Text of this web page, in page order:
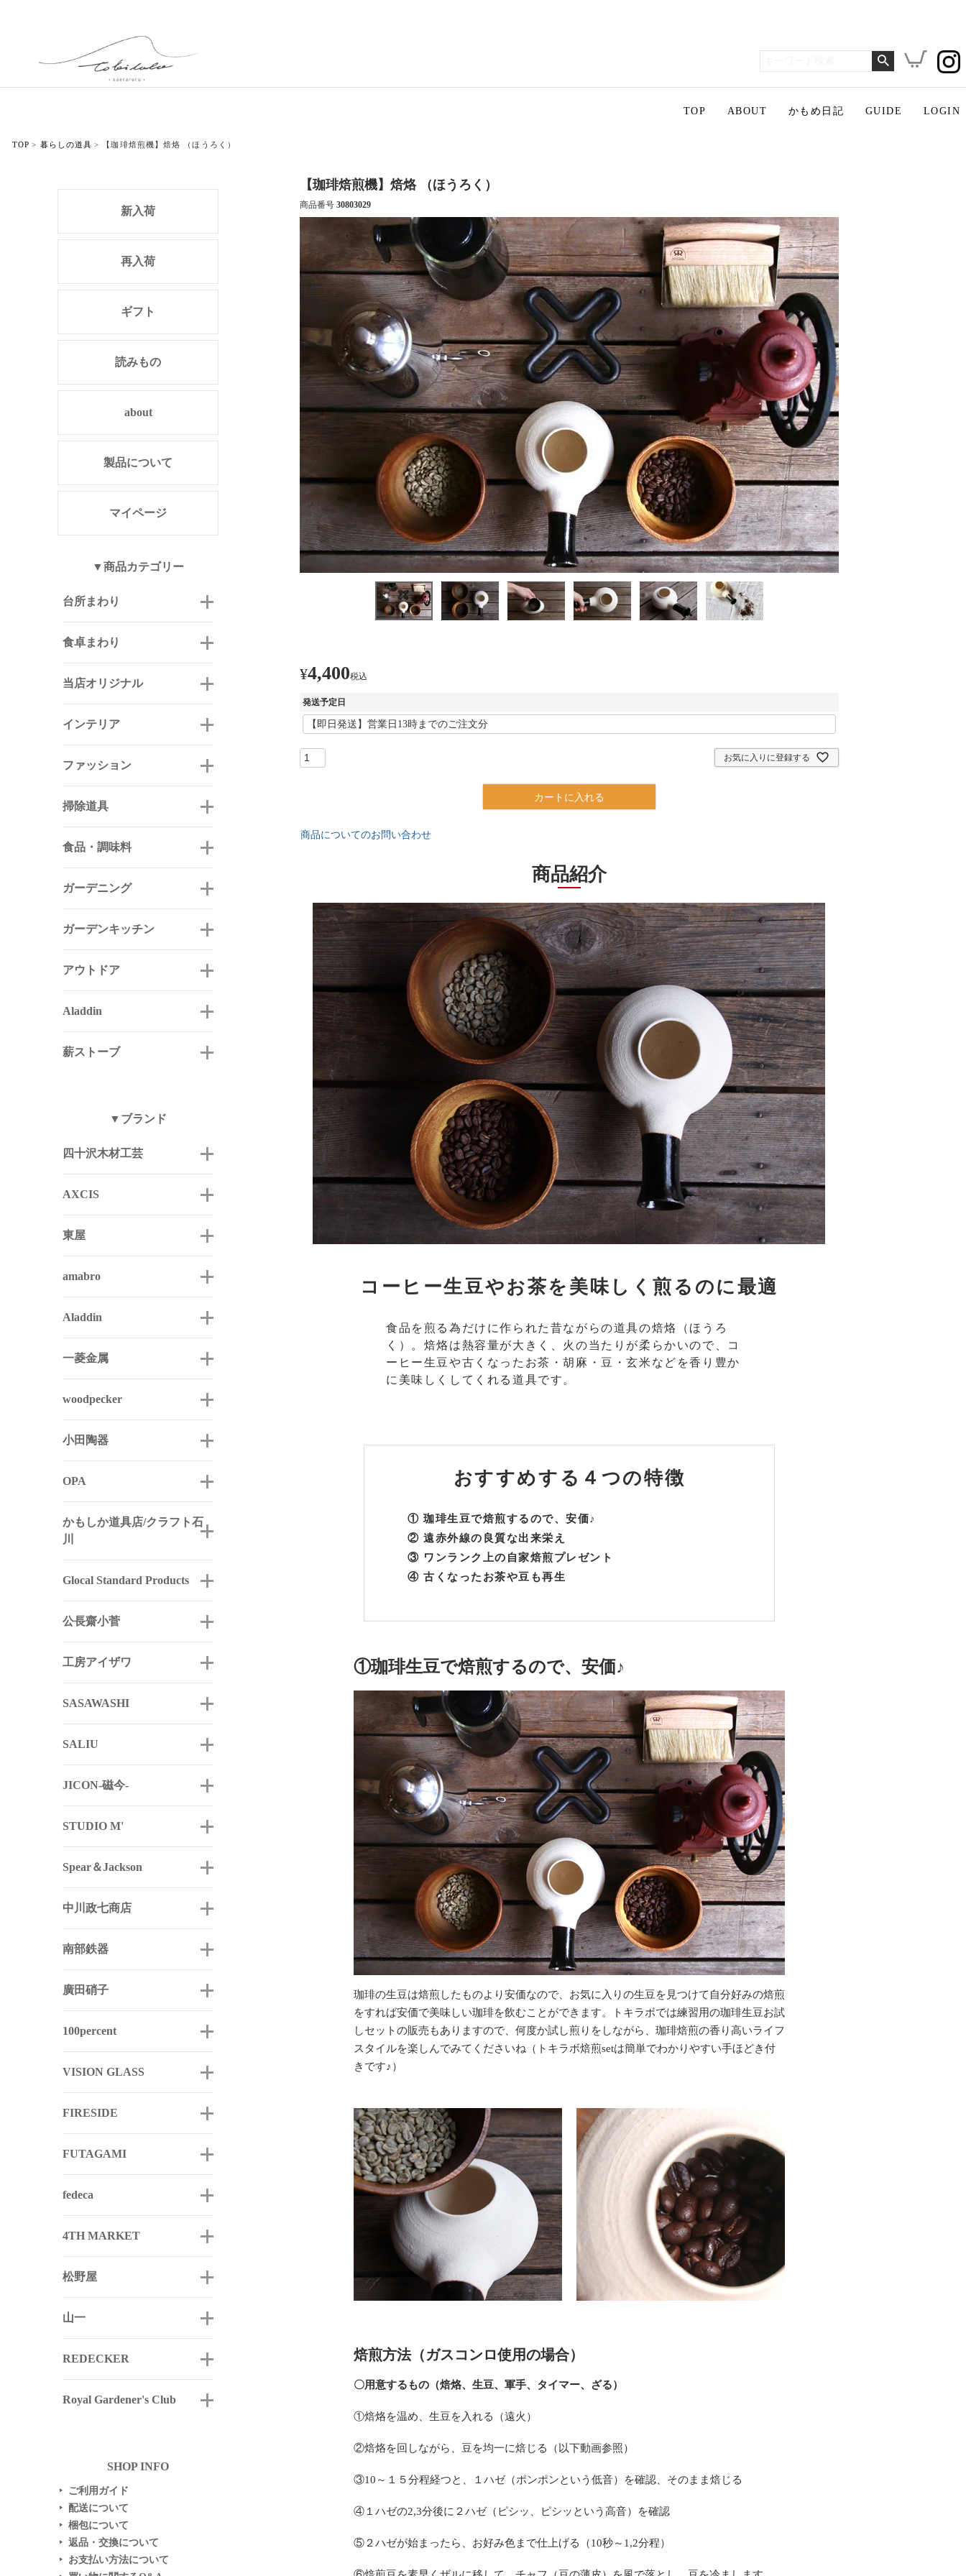
TOP ABOUT かもめ日記 GUIDE LOGIN
TOP 暮らしの道具 【珈琲焙煎機】焙烙 （ほうろく）
新入荷
再入荷
ギフト
読みもの
about
製品について
マイページ
▼商品カテゴリー
台所まわり
食卓まわり
当店オリジナル
インテリア
ファッション
掃除道具
食品・調味料
ガーデニング
ガーデンキッチン
アウトドア
Aladdin
薪ストーブ
▼ブランド
四十沢木材工芸
AXCIS
東屋
amabro
Aladdin
一菱金属
woodpecker
小田陶器
OPA
かもしか道具店/クラフト石
川
Glocal Standard Products
公長齋小菅
工房アイザワ
SASAWASHI
SALIU
JICON-磁今-
STUDIO M'
Spear＆Jackson
中川政七商店
南部鉄器
廣田硝子
100percent
VISION GLASS
FIRESIDE
FUTAGAMI
fedeca
4TH MARKET
松野屋
山一
REDECKER
Royal Gardener's Club
SHOP INFO
▶ ご利用ガイド
▶ 配送について
▶ 梱包について
▶ 返品・交換について
▶ お支払い方法について
【珈琲焙煎機】焙烙 （ほうろく）
商品番号 30803029
¥4,400税込
発送予定日
お気に入りに登録する
カートに入れる
商品についてのお問い合わせ
商品紹介
コーヒー生豆やお茶を美味しく煎るのに最適
食品を煎る為だけに作られた昔ながらの道具の焙烙（ほうろ
く）。焙烙は熱容量が大きく、火の当たりが柔らかいので、コ
ーヒー生豆や古くなったお茶・胡麻・豆・玄米などを香り豊か
に美味しくしてくれる道具です。
おすすめする ４つの特徴
① 珈琲生豆で焙煎するので、安価♪
② 遠赤外線の良質な出来栄え
③ ワンランク上の自家焙煎プレゼント
④ 古くなったお茶や豆も再生
①珈琲生豆で焙煎するので、安価♪
珈琲の生豆は焙煎したものより安価なので、お気に入りの生豆を見つけて自分好みの焙煎
をすれば安価で美味しい珈琲を飲むことができます。トキラボでは練習用の珈琲生豆お試
しセットの販売もありますので、何度か試し煎りをしながら、珈琲焙煎の香り高いライフ
スタイルを楽しんでみてくださいね（トキラボ焙煎setは簡単でわかりやすい手ほどき付
きです♪）
焙煎方法（ガスコンロ使用の場合）
〇用意するもの（焙烙、生豆、軍手、タイマー、ざる）
①焙烙を温め、生豆を入れる（遠火）
②焙烙を回しながら、豆を均一に焙じる（以下動画参照）
③10～１５分程経つと、１ハゼ（ポンポンという低音）を確認、そのまま焙じる
④１ハゼの2,3分後に２ハゼ（ピシッ、ピシッという高音）を確認
⑤２ハゼが始まったら、お好み色まで仕上げる（10秒～1,2分程）